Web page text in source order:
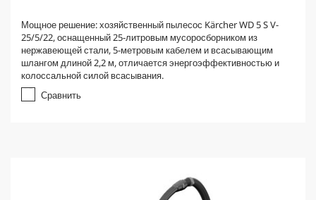
Мощное решение: хозяйственный пылесос Kärcher WD 5 S V-
25/5/22, оснащенный 25-литровым мусоросборником из
нержавеющей стали, 5-метровым кабелем и всасывающим
шлангом длиной 2,2 м, отличается энергоэффективностью и
колоссальной силой всасывания.
Сравнить